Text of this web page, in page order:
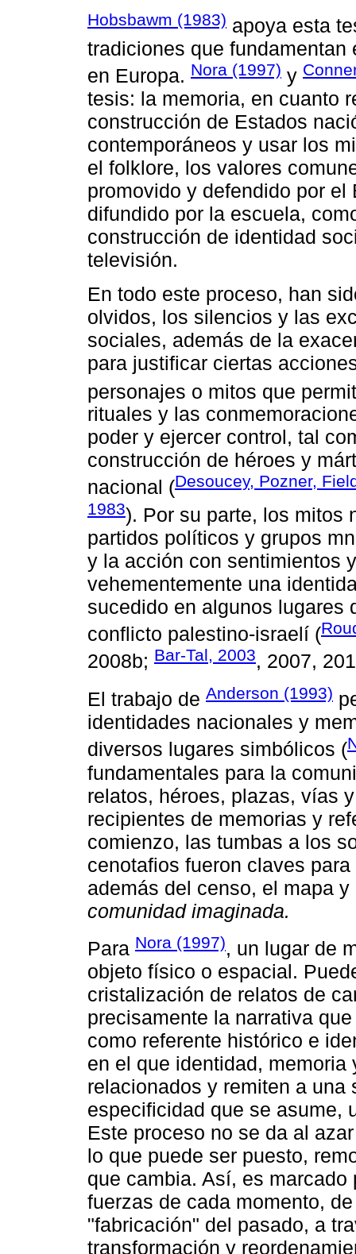
Hobsbawm (1983) apoya esta
tradiciones que
en Europa. Nora (1997) y
tesis: la memoria, en cuanto
construcción de Estados
contemporáneos y usar los
el folklore, los valores
promovido y defendido por
difundido por la escuela,
construcción de identidad
televisión.
En todo este proceso, han
olvidos, los silencios y las
sociales, además de la
para justificar ciertas
personajes o mitos que
rituales y las
poder y ejercer control, tal
construcción de héroes y
nacional (Desoucey, Pozner,
1983). Por su parte, los mitos
partidos políticos y grupos
y la acción con sentimientos
vehementemente una
sucedido en algunos lugares
conflicto palestino-israelí (
2008b; Bar-Tal, 2003, 2007,
El trabajo de Anderson (1993)
identidades nacionales y
diversos lugares simbólicos (
fundamentales para la
relatos, héroes, plazas, vías
recipientes de memorias y
comienzo, las tumbas a los
cenotafios fueron claves
además del censo, el mapa
comunidad imaginada.
Para Nora (1997), un lugar de
objeto físico o espacial.
cristalización de relatos de
precisamente la narrativa
como referente histórico e
en el que identidad,
relacionados y remiten a
especificidad que se asume,
Este proceso no se da al
lo que puede ser puesto,
que cambia. Así, es
fuerzas de cada momento,
"fabricación" del pasado, a
transformación y